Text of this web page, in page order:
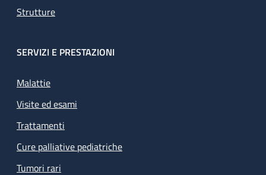
Strutture
SERVIZI E PRESTAZIONI
Malattie
Visite ed esami
Trattamenti
Cure palliative pediatriche
Tumori rari